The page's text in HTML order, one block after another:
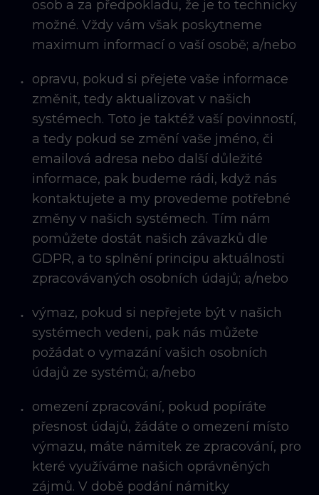
osob a za předpokladu, že je to technicky
možné. Vždy vám však poskytneme
maximum informací o vaší osobě; a/nebo
opravu, pokud si přejete vaše informace
změnit, tedy aktualizovat v našich
systémech. Toto je taktéž vaší povinností,
a tedy pokud se změní vaše jméno, či
emailová adresa nebo další důležité
informace, pak budeme rádi, když nás
kontaktujete a my provedeme potřebné
změny v našich systémech. Tím nám
pomůžete dostát našich závazků dle
GDPR, a to splnění principu aktuálnosti
zpracovávaných osobních údajů; a/nebo
výmaz, pokud si nepřejete být v našich
systémech vedeni, pak nás můžete
požádat o vymazání vašich osobních
údajů ze systémů; a/nebo
omezení zpracování, pokud popíráte
přesnost údajů, žádáte o omezení místo
výmazu, máte námitek ze zpracování, pro
které využíváme našich oprávněných
zájmů. V době podání námitky